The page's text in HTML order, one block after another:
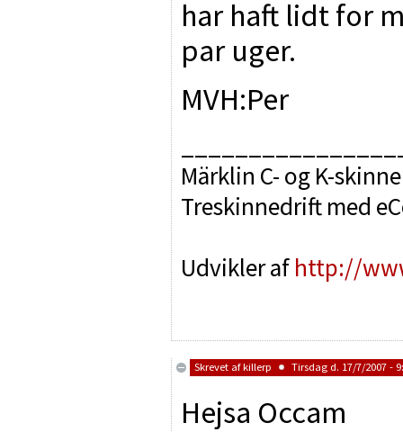
har haft lidt for
par uger.
MVH:Per
Märklin C- og K-
Treskinnedrift med
Udvikler af http://
Skrevet afkillerp Tirsdag d. 17/7/2007 -
Hejsa Occam